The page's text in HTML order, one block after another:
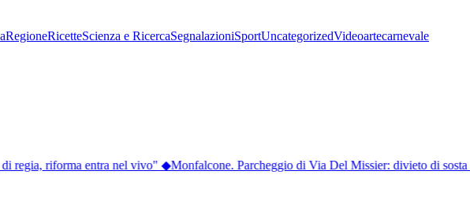
RegioneRicetteScienza e RicercaSegnalazioniSportUncategorizedVideoartecarnevale
regia, riforma entra nel vivo"◆Monfalcone. Parcheggio di Via Del Missier: divieto di sosta